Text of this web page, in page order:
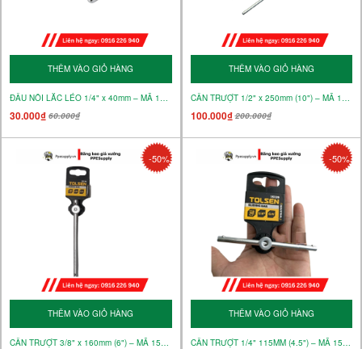
THÊM VÀO GIỎ HÀNG
ĐẦU NỐI LẮC LÉO 1/4" x 40mm – MÃ 15132
30.000₫ 60.000₫
THÊM VÀO GIỎ HÀNG
CẦN TRƯỢT 1/2" x 250mm (10") – MÃ 15131
100.000₫200.000₫
-50%
THÊM VÀO GIỎ HÀNG
CẦN TRƯỢT 3/8" x 160mm (6") – MÃ 15130
-50%
THÊM VÀO GIỎ HÀNG
CẦN TRƯỢT 1/4" 115MM (4.5") – MÃ 15129